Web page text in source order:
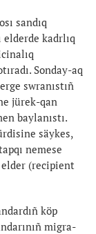
sandıq
elderde kadrlıq
Sonday-aq
swranıs­tıñ
jürek-qan
bayla­nıs­tı.
säykes,
nemese
elder (recipient
köp
migra­